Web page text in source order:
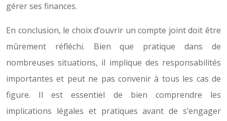
gérer ses finances.
En conclusion, le choix d’ouvrir un compte joint doit être
mûrement réfléchi. Bien que pratique dans de
nombreuses situations, il implique des responsabilités
importantes et peut ne pas convenir à tous les cas de
figure. Il est essentiel de bien comprendre les
implications légales et pratiques avant de s’engager